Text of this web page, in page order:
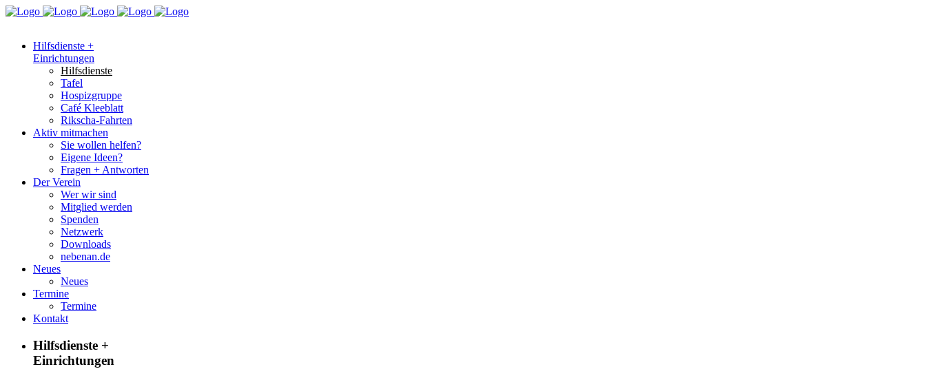
Hilfsdienste +
Einrichtungen
Hilfsdienste
Tafel
Hospizgruppe
Café Kleeblatt
Rikscha-Fahrten
Aktiv mitmachen
Sie wollen helfen?
Eigene Ideen?
Fragen + Antworten
Der Verein
Wer wir sind
Mitglied werden
Spenden
Netzwerk
Downloads
nebenan.de
Neues
Neues
Termine
Termine
Kontakt
Hilfsdienste +
Einrichtungen